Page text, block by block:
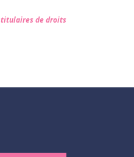
titulaires de droits